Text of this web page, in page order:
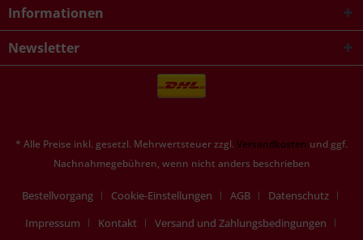
Informationen
Newsletter
* Alle Preise inkl. gesetzl. Mehrwertsteuer zzgl. Versandkosten und ggf.
Nachnahmegebühren, wenn nicht anders beschrieben
Bestellvorgang Cookie-Einstellungen AGB
Datenschutz
Impressum
Kontakt Versand und Zahlungsbedingungen